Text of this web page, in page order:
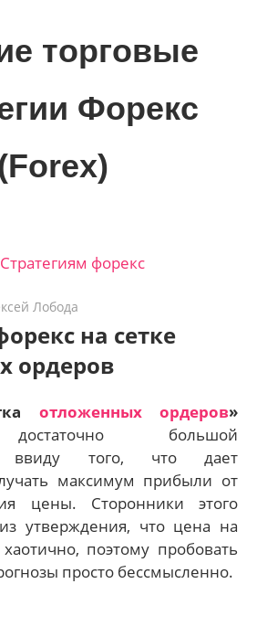
торговые
Форекс
форекс
Лобода
на сетке
ордеров
отложенных ордеров»
достаточно большой
ввиду того, что дает
максимум прибыли от
цены. Сторонники этого
утверждения, что цена на
поэтому пробовать
просто бессмысленно.